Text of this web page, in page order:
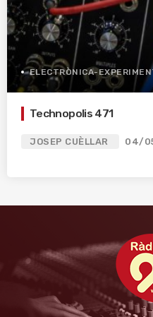
ELECTRÒNICA-
Technopolis 471
JOSEP CUÈLLAR 04/